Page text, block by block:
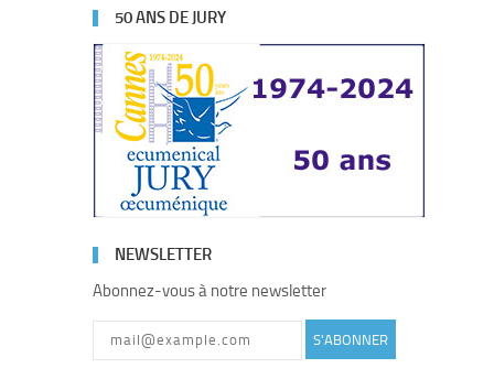
50 ANS DE JURY
NEWSLETTER
Abonnez-vous à notre newsletter
S'ABONNER